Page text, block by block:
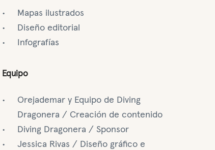
Mapas ilustrados
Diseño editorial
Infografías
Equipo
Orejademar y Equipo de Diving
Dragonera / Creación de contenido
Diving Dragonera / Sponsor
Jessica Rivas / Diseño gráfico e